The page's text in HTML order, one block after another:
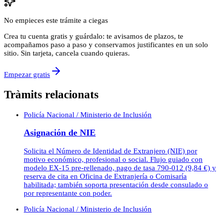
No empieces este trámite a ciegas
Crea tu cuenta gratis y guárdalo: te avisamos de plazos, te
acompañamos paso a paso y conservamos justificantes en un solo
sitio. Sin tarjeta, cancela cuando quieras.
Empezar gratis
Tràmits relacionats
Policía Nacional / Ministerio de Inclusión
Asignación de NIE
Solicita el Número de Identidad de Extranjero (NIE) por
motivo económico, profesional o social. Flujo guiado con
modelo EX-15 pre-rellenado, pago de tasa 790-012 (9,84 €) y
reserva de cita en Oficina de Extranjería o Comisaría
habilitada; también soporta presentación desde consulado o
por representante con poder.
Policía Nacional / Ministerio de Inclusión